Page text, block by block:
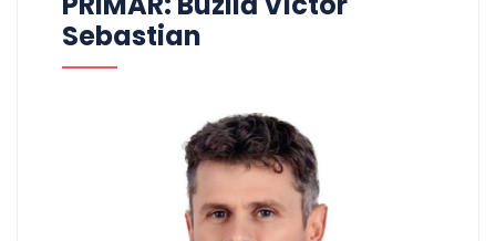
Sebastian